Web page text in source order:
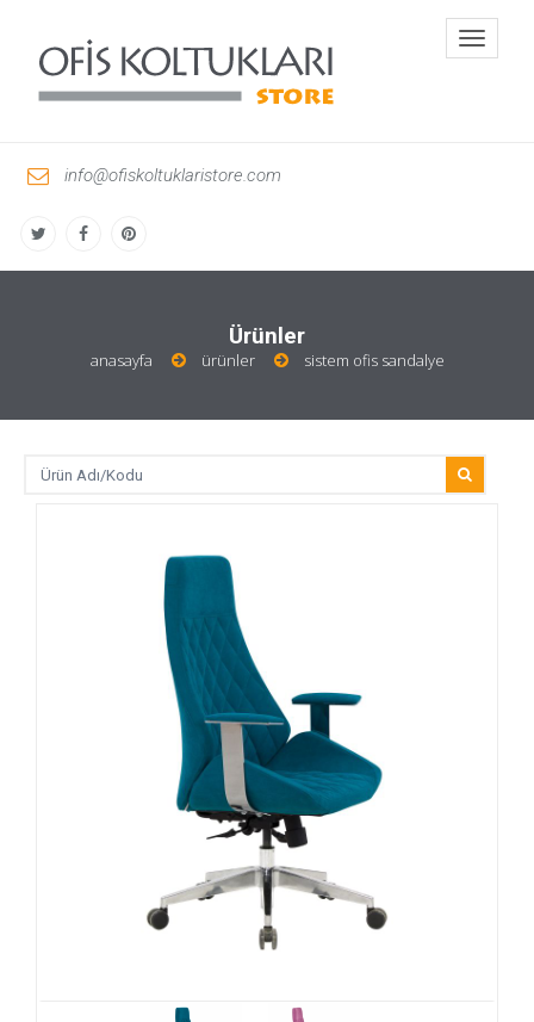
info@ofiskoltuklaristore.com
Toggle
Ürünler
anasayfa ürünler sistem ofis sandalye